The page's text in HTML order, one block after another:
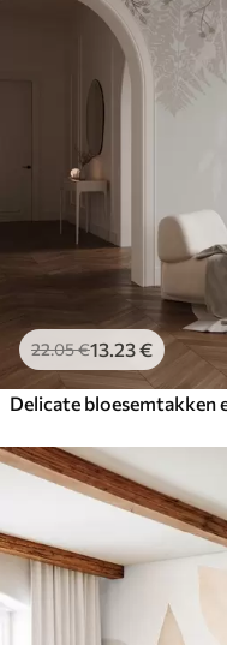
22.05€13 .23€